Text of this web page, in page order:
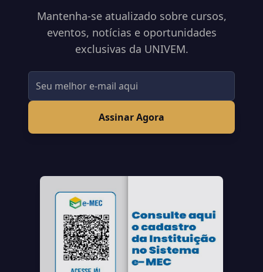
Mantenha-se atualizado sobre cursos,
eventos, notícias e oportunidades
exclusivas da UNIVEM.
Assinar Agora